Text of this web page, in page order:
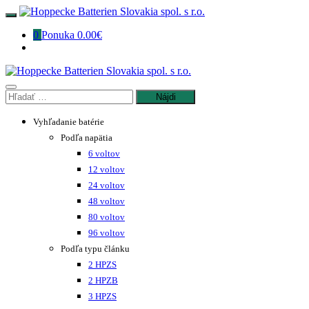
Preskočiť
obsah
0 Ponuka 0.00€
Hľadať:
Vyhľadanie batérie
trak starostlivosť
Záložné zdroje
Príslušenstvo
Zákaznícky servis